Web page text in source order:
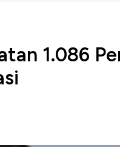
1.086